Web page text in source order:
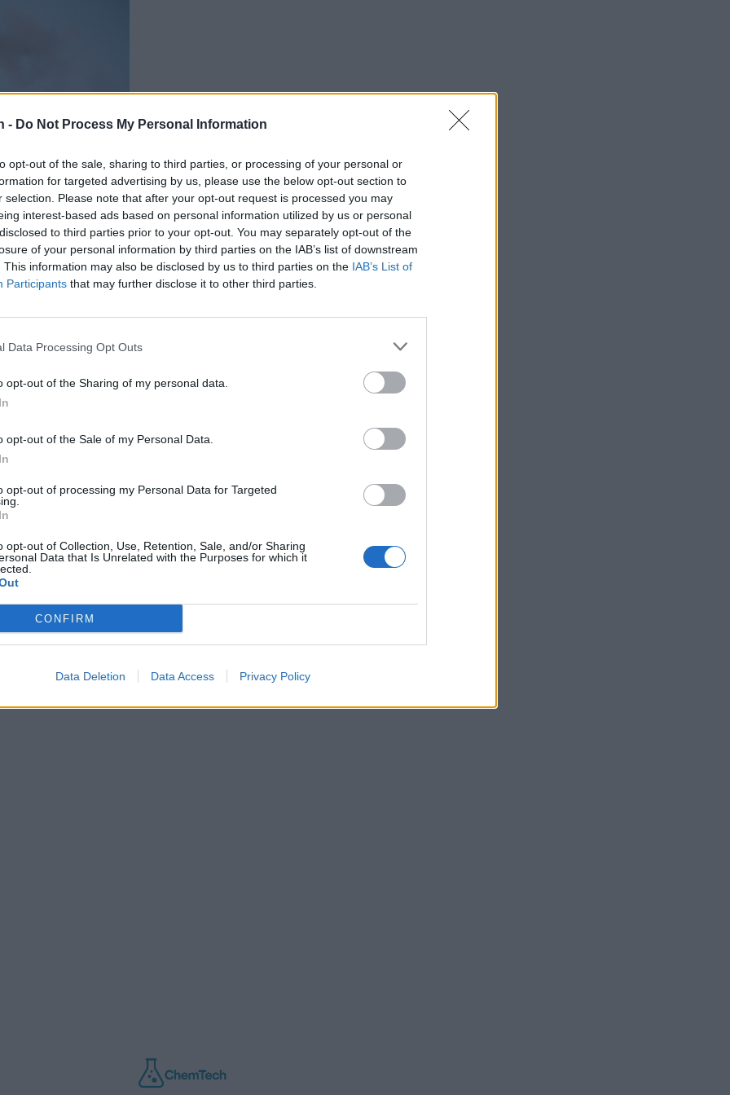
- Do Not Process My Personal Information
opt-out of the sale, sharing to third parties, or processing of your personal or
for targeted advertising by us, please use the below opt-out section to
selection. Please note that after your opt-out request is processed you may
interest-based ads based on personal information utilized by us or personal
to third parties prior to your opt-out. You may separately opt-out of the
of your personal information by third parties on the IAB’s list of downstream
This information may also be disclosed by us to third parties on the IAB’s List of
Participants that may further disclose it to other third parties.
Data Processing Opt Outs
opt-out of the Sharing of my personal data.
opt-out of the Sale of my Personal Data.
opt-out of processing my Personal Data for Targeted
opt-out of Collection, Use, Retention, Sale, and/or Sharing
Data that Is Unrelated with the Purposes for which it
CONFIRM
Data Deletion Data Access Privacy Policy
–
2) είναι η
εκπομπών
Ιανουαρίου 2025
αναφοράς και